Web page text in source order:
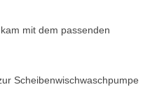
mit dem passenden
Scheibenwischwaschpumpe